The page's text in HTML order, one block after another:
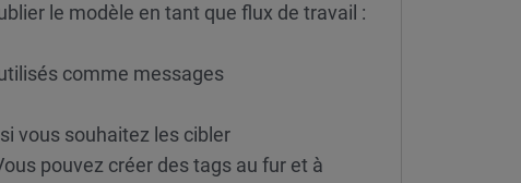
le modèle en tant que flux de travail :
comme messages
vous souhaitez les cibler
pouvez créer des tags au fur et à